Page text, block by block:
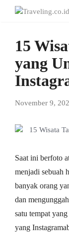
15
yang
November 9,
Saat ini berfoto
menjadi sebuah
banyak orang
dan
satu tempat
yang